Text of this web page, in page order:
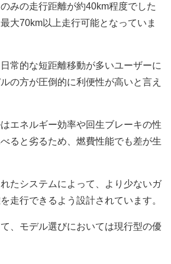
みの走行距離が約40km程度でした
大70km以上走行可能となっていま
常的な短距離移動が多いユーザーに
の方が圧倒的に利便性が高いと言え
エネルギー効率や回生ブレーキの性
ると劣るため、燃費性能でも差が生
たシステムによって、より少ないガ
走行できるよう設計されています。
、モデル選びにおいては現行型の優